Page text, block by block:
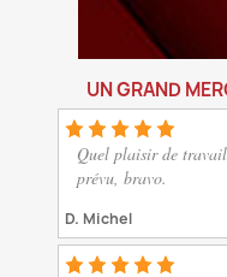
UN GRAND
Quel plaisir de
prévu, bravo.
D. Michel